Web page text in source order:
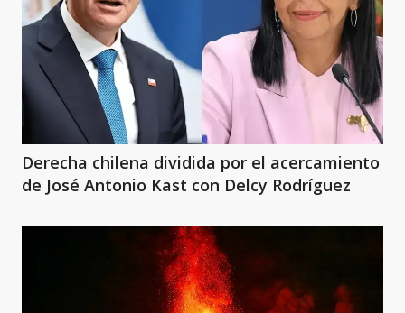
Derecha chilena dividida por el acercamiento
de José Antonio Kast con Delcy Rodríguez